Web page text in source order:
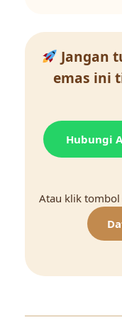
Jangan
emas ini
Hubungi
Atau klik